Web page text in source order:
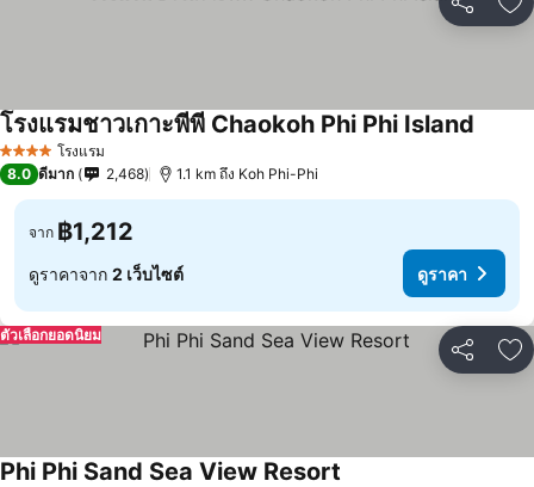
แชร์ เ
4 ดาว โรงแรม
โรงแรมชาวเกาะพีพี Chaokoh Phi Phi Island
8.0 ดีมาก 2,468 1.1 km ถึง Koh Phi-Phi
จาก ฿1,212
ดูราคาจาก 2 เว็บไซต์ ดูราคา
แชร์ เ
ตัวเลือกยอดนิยม
Phi Phi Sand Sea View Resort